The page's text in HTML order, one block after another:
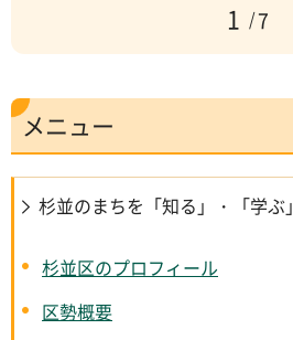
1 7
メニュー
杉並のまちを「知る」・「学ぶ」
杉並区のプロフィール
区勢概要